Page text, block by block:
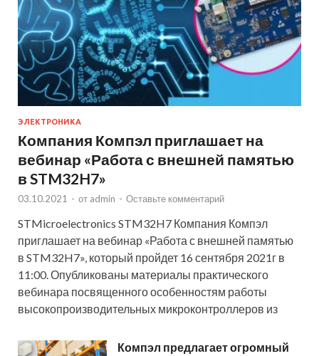
ЭЛЕКТРОНИКА
Компания Компэл приглашает на
вебинар «Работа с внешней памятью
в STM32H7»
03.10.2021 - от admin - Оставьте комментарий
STMicroelectronics STM32H7 Компания Компэл
приглашает на вебинар «Работа с внешней памятью
в STM32H7», который пройдет 16 сентября 2021г в
11:00. Опубликованы материалы практического
вебинара посвященного особенностям работы
высокопроизводительных микроконтроллеров из
Компэл предлагает огромный